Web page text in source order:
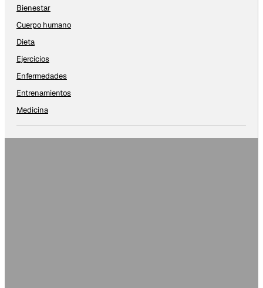
Bienestar
Cuerpo humano
Dieta
Ejercicios
Enfermedades
Entrenamientos
Medicina